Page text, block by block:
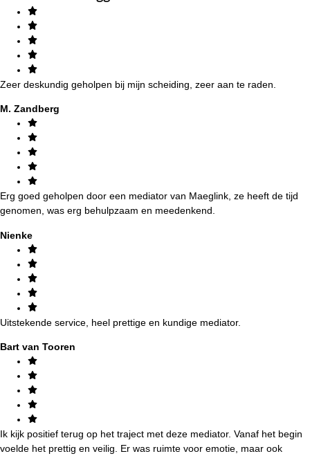
Zeer deskundig geholpen bij mijn scheiding, zeer aan te raden.
M. Zandberg
Erg goed geholpen door een mediator van Maeglink, ze heeft de tijd
genomen, was erg behulpzaam en meedenkend.
Nienke
Uitstekende service, heel prettige en kundige mediator.
Bart van Tooren
Ik kijk positief terug op het traject met deze mediator. Vanaf het begin
voelde het prettig en veilig. Er was ruimte voor emotie, maar ook